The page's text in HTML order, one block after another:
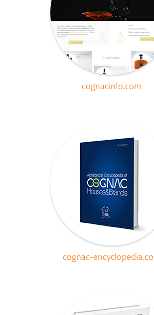
cognacinfo.com
cognac-